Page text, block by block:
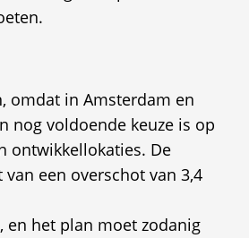
omdat in Amsterdam en
nog voldoende keuze is op
ontwikkellokaties. De
een overschot van 3,4
het plan moet zodanig